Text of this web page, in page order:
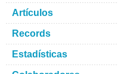
Artículos
Records
Estadísticas